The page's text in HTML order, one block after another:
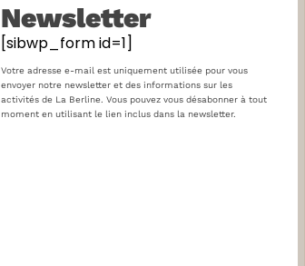
Newsletter
[sibwp_form id=1]
Votre adresse e-mail est uniquement utilisée pour vous
envoyer notre newsletter et des informations sur les
activités de La Berline. Vous pouvez vous désabonner à tout
moment en utilisant le lien inclus dans la newsletter.